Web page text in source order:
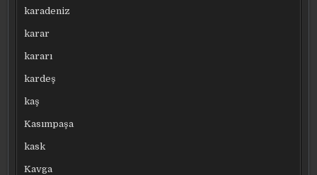
karadeniz
karar
kararı
kardeş
kaş
Kasımpaşa
kask
Kavga